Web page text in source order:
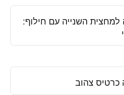
למחצית השנייה עם חילוף:
כרטיס צהוב